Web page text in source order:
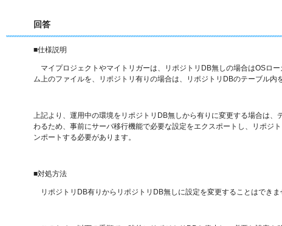
回答
■仕様説明
マイプロジェクトやマイトリガーは、リポジトリDB無しの場合はOSロー
ム上のファイルを、リポジトリ有りの場合は、リポジトリDBのテーブル内
上記より、運用中の環境をリポジトリDB無しから有りに変更する場合は、
わるため、事前にサーバ移行機能で必要な設定をエクスポートし、リポジ
ンポートする必要があります。
■対処方法
リポジトリDB有りからリポジトリDB無しに設定を変更することはできま